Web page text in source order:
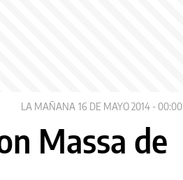
LA MAÑANA 16 DE MAYO 2014 - 00:00
Massa de